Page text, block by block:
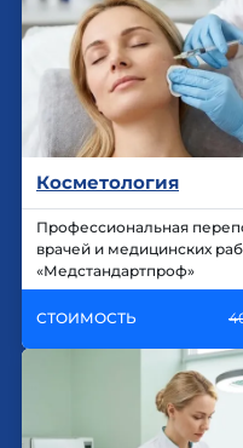
Косметология
Профессиональная
врачей и медицинских
«Медстандартпроф»
СТОИМОСТЬ